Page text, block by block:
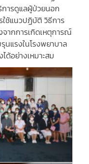
ารดูแลผู้ป่วยนอก
ใช้แนวปฏิบัติ วิธีการ
จากการเกิดเหตุการณ์
นแรงในโรงพยาบาล
ด้อย่างเหมาะสม